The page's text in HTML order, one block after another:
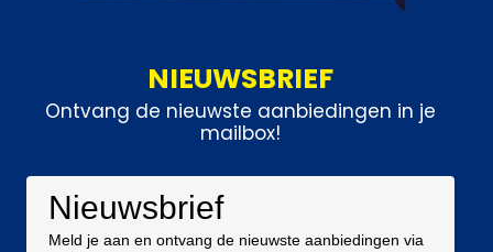
NIEUWSBRIEF
Ontvang de nieuwste aanbiedingen in je
mailbox!
Nieuwsbrief
Meld je aan en ontvang de nieuwste aanbiedingen via